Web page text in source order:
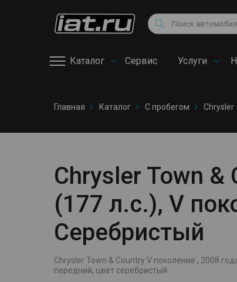
Поиск
Каталог Сервис
сервис
Услуги
Снегоходы
Квадроциклы
Главная Каталог С пробегом Chrysler
Chrysler Town &
(177 л.с.), V
Серебристый
Chrysler Town & Country V поколение , 2008
передний, цвет серебристый